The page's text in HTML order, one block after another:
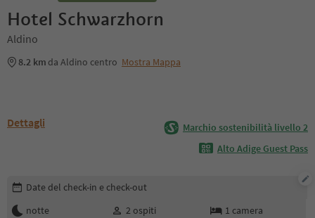
Hotel Schwarzhorn
Aldino
8.2 km da Aldino centro Mostra Mappa
Dettagli
Marchio sostenibilità livello 2
Alto Adige Guest Pass
Modifica i dettagli della prenotazione
Date del check-in e check-out
notte
2 ospiti 1 camera